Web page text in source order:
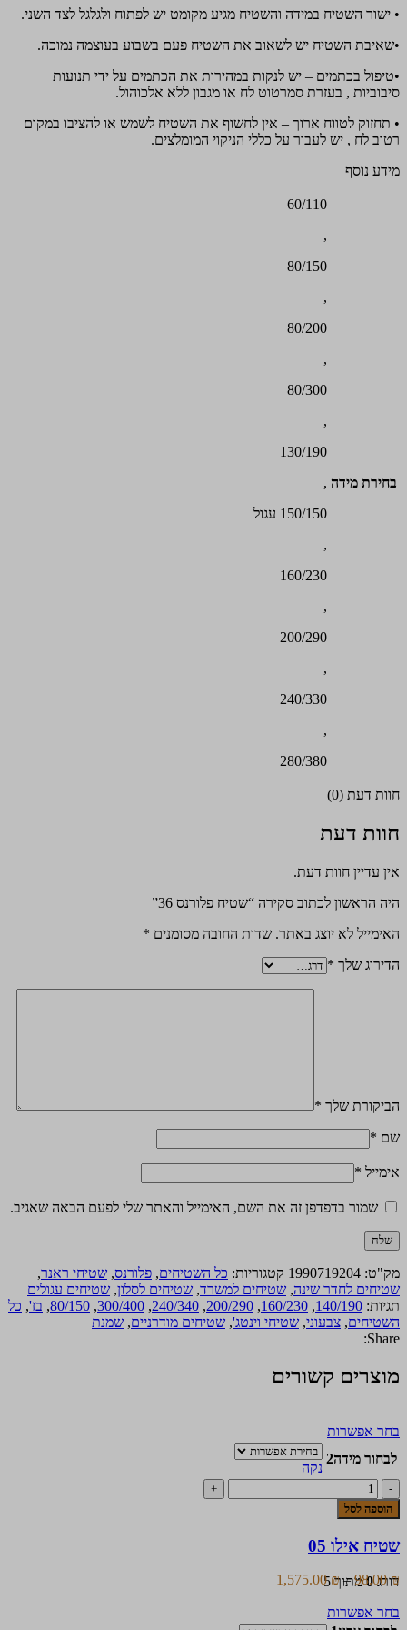
• ישור השטיח במידה והשטיח מגיע מקומט יש לפתוח ולגלגל לצד השני.
•שאיבת השטיח יש לשאוב את השטיח פעם בשבוע בעוצמה נמוכה.
•טיפול בכתמים – יש לנקות במהירות את הכתמים על ידי תנועות
סיבוביות , בעזרת סמרטוט לח או מגבון ללא אלכוהול.
• תחזוק לטווח ארוך – אין לחשוף את השטיח לשמש או להציבו במקום
רטוב לח , יש לעבור על כללי הניקוי המומלצים.
מידע נוסף
בחירת מידה
60/110
,
80/150
,
80/200
,
80/300
,
130/190
,
150/150 עגול
,
160/230
,
200/290
,
240/330
,
280/380
חוות דעת (0)
חוות דעת
אין עדיין חוות דעת.
היה הראשון לכתוב סקירה “שטיח פלורנס 36”
האימייל לא יוצג באתר. שדות החובה מסומנים *
הדירוג שלך *
הביקורת שלך *
שם *
אימייל *
שמור בדפדפן זה את השם, האימייל והאתר שלי לפעם הבאה שאגיב.
מק"ט: 1990719204 קטגוריות: כל השטיחים, פלורנס, שטיחי ראנר,
שטיחים לחדר שינה, שטיחים למשרד, שטיחים לסלון, שטיחים עגולים
תגיות: 140/190
,
160/230
,
200/290
,
240/340
,
300/400
,
80/150
, בז', כל
השטיחים, צבעוני, שטיחי וינטג', שטיחים מודרניים, שמנת
Share:
מוצרים קשורים
בחר אפשרות
זה
יש
מספר
סוגים.
את
בעמוד
לבחור מידה2
נקה
כמות
של
שטיח
05
הוספה לסל
שטיח אילו 05
דורג0מתוך 598.00₪
–
1,575.00₪
בחר אפשרות